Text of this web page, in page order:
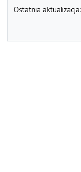
Ostatnia aktualizacja: